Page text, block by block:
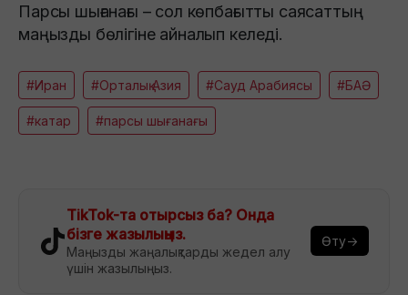
Парсы шығанағы – сол көпбағытты саясаттың
маңызды бөлігіне айналып келеді.
#Иран #Орталық Азия #Сауд Арабиясы #БАӘ
#катар #парсы шығанағы
TikTok-та отырсыз ба? Онда
бізге жазылыңыз.
Маңызды жаңалықтарды жедел алу
үшін жазылыңыз.
Өту→